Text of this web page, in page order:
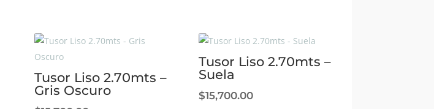
Tusor Liso 2.70mts –
Gris Oscuro
Tusor Liso 2.70mts –
Suela
$15,700.00